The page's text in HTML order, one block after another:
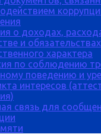
о доходах,
и обязательствах
характера
по соблюдению
поведению и
интересов
связь для